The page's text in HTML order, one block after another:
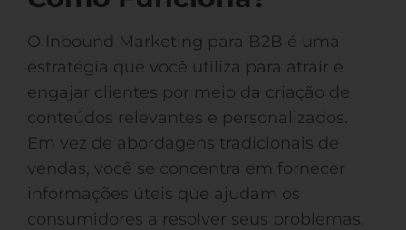
O Inbound Marketing para B2B é uma
estratégia que você utiliza para atrair e
engajar clientes por meio da criação de
conteúdos relevantes e personalizados.
Em vez de abordagens tradicionais de
vendas, você se concentra em fornecer
informações úteis que ajudam os
consumidores a resolver seus problemas.